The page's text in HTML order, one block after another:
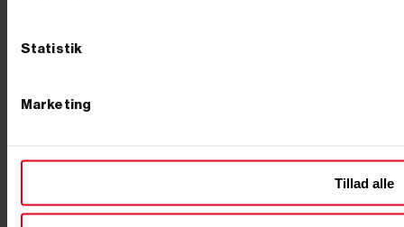
Statistik
Marketing
Tillad alle
sig godt til mindre opgaver såsom haveprojekter, hvor
kraftfuldt, motoriseret værktøj, der gør det nemt at bore
installation af solcelleanlæg, og det kan bruges i
et benzindrevet pælebor er, at det kræver minimal
fysisk anstrengelse, da motoren gør det meste af